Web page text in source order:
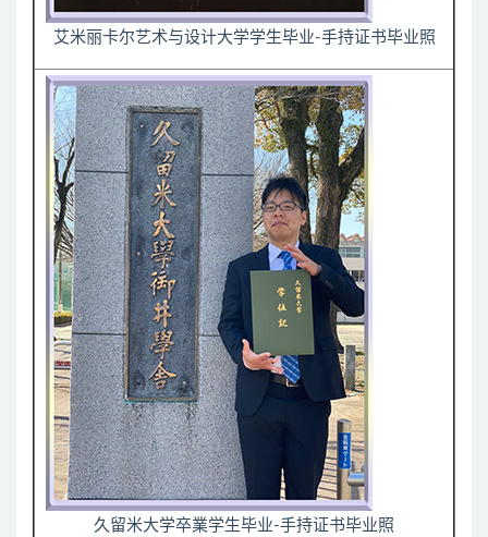
艾米丽卡尔艺术与设计大学学生毕业-手持证书毕业照
久留米大学卒業学生毕业-手持证书毕业照